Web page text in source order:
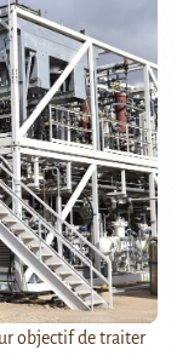
objectif de traiter